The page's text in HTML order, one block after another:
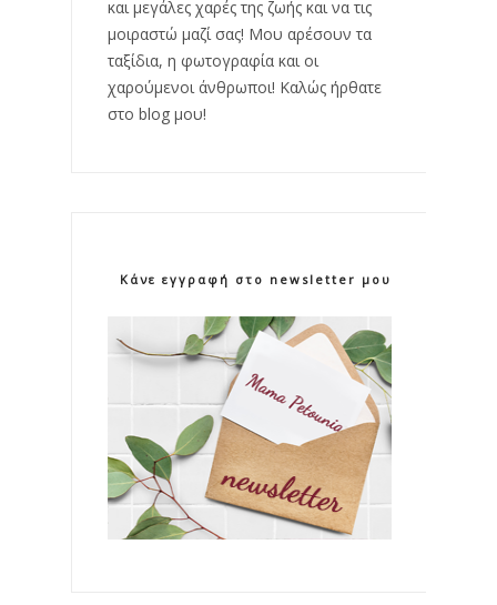
και μεγάλες χαρές της ζωής και να τις
μοιραστώ μαζί σας! Μου αρέσουν τα
ταξίδια, η φωτογραφία και οι
χαρούμενοι άνθρωποι! Καλώς ήρθατε
στο blog μου!
Κάνε εγγραφή στο newsletter μου!